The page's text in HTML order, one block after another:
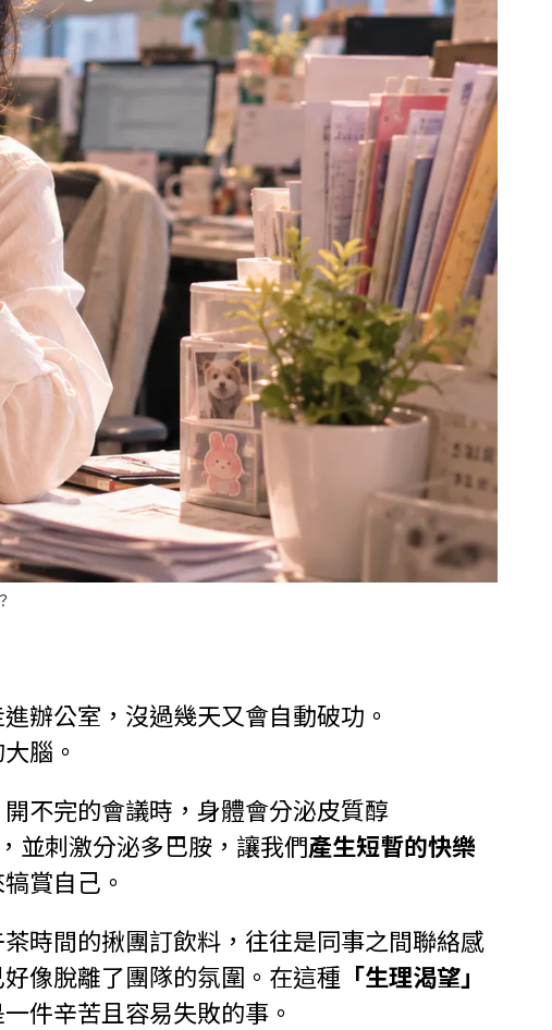
辦公室，沒過幾天又會自動破功。
腦。
不完的會議時，身體會分泌皮質醇
並刺激分泌多巴胺，讓我們產生短暫的快樂
賞自己。
時間的揪團訂飲料，往往是同事之間聯絡感
像脫離了團隊的氛圍。在這種 「生理渴望」
件辛苦且容易失敗的事。